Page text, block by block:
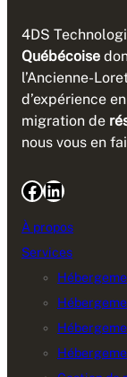
4DS
Québécoise
l’Ancienne-
d’expérience
migration de
nous vous en
Facebook LinkedIn
À propos
Services